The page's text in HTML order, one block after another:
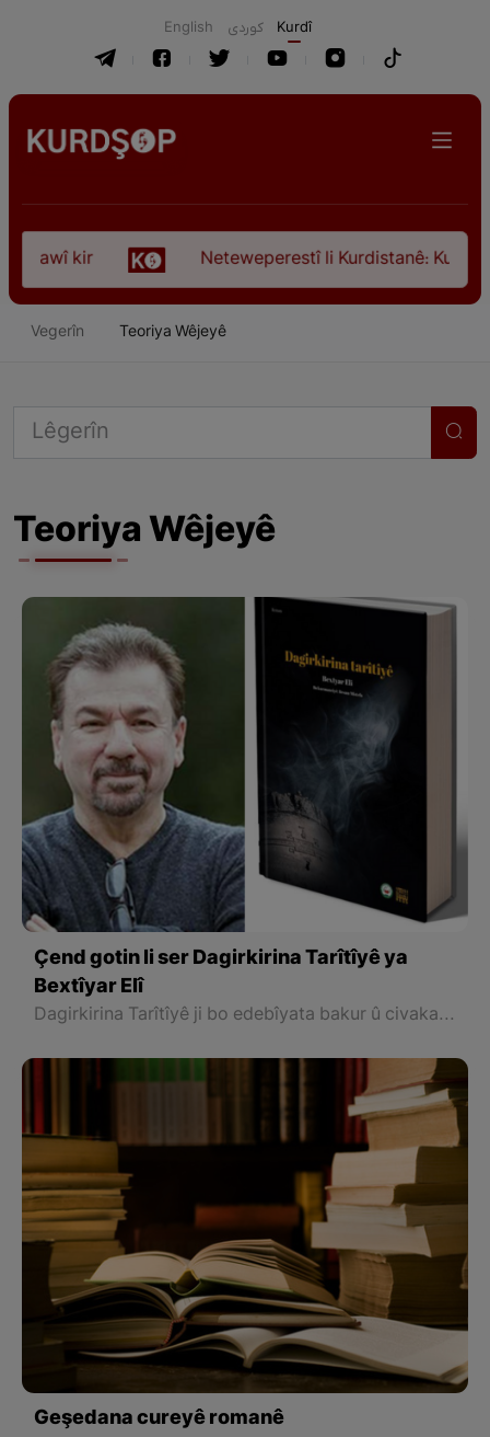
English كوردی Kurdî
kir Neteweperestî li Kurdistanê: Kurteya
Vegerîn Teoriya Wêjeyê
Teoriya Wêjeyê
Çend gotin li ser Dagirkirina Tarîtîyê ya
Bextîyar Elî
Dagirkirina Tarîtîyê ji bo edebîyata bakur û civaka wê, ji gelek alîyan ve şoreşek û veguherandina gelek tiştan e. Ji bo ku em heqê vê romanê bidin, pêwîstî bi zêdetir nîqaşan û xwendinan heye.
Geşedana cureyê romanê